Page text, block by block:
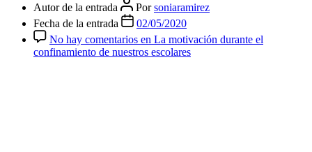
Autor de la entrada Porsoniaramirez
Fecha de la entrada
02/05/2020
No hay comentarios en La motivación durante el
confinamiento de nuestros escolares